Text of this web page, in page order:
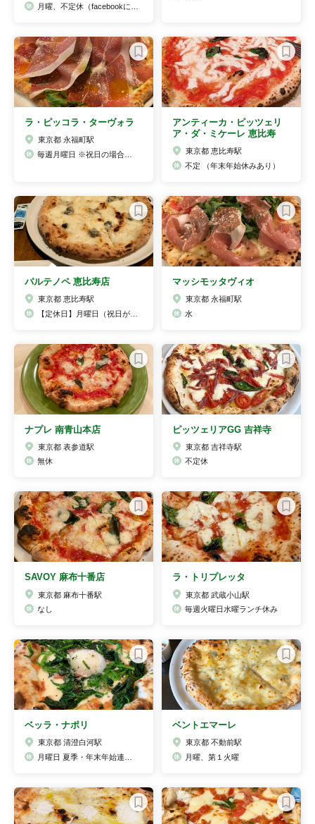
ラ・ピッコラ・ターヴォラ
東京都 永福町駅
アンティーカ・ピッツェリ
ア・ダ・ミケーレ 恵比寿
東京都 恵比寿駅
不定 （年末年始休みあり）
パルテノペ 恵比寿店
東京都 恵比寿駅
マッシモッタヴィオ
東京都 永福町駅
水
ナプレ 南青山本店
東京都 表参道駅
無休
ピッツェリアGG 吉祥寺
東京都 吉祥寺駅
不定休
SAVOY 麻布十番店
東京都 麻布十番駅
なし
ラ・トリプレッタ
東京都 武蔵小山駅
毎週火曜日水曜ランチ休み
ベッラ・ナポリ
東京都 清澄白河駅
ベントエマーレ
東京都 不動前駅
月曜、第１火曜